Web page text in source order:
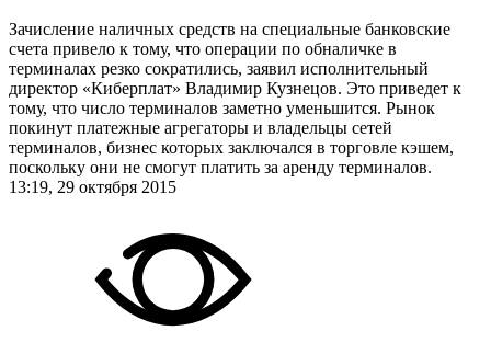
Зачисление наличных средств на специальные банковские
счета привело к тому, что операции по обналичке в
терминалах резко сократились, заявил исполнительный
директор «Киберплат» Владимир Кузнецов. Это приведет к
тому, что число терминалов заметно уменьшится. Рынок
покинут платежные агрегаторы и владельцы сетей
терминалов, бизнес которых заключался в торговле кэшем,
поскольку они не смогут платить за аренду терминалов.
13:19, 29 октября 2015